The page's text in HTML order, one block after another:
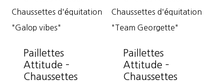
Paillettes
Attitude –
Chaussettes
Paillettes
Attitude –
Chaussettes